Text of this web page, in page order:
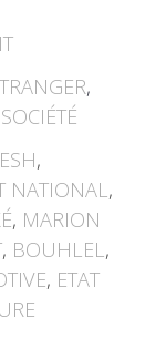
,
SOCIÉTÉ
,
NATIONAL,
, MARION
, BOUHLEL,
, ETAT